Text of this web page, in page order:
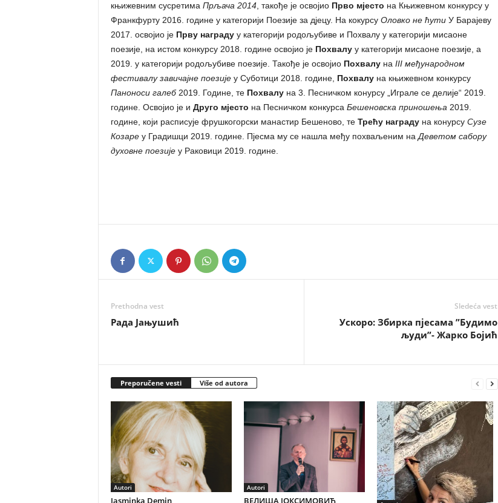
књижевним сусретима Прљача 2014, такође је освојио Прво мјесто на Књижевном конкурсу у
Франкфурту 2016. године у категорији Поезије за дјецу. На кокурсу Оловко не ћутиУ Барајеву
2017. освојио је Прву наградуу категорији родољубиве и Похвалу у категорији мисаоне
поезије, на истом конкурсу 2018. године освојио је Похвалуу категорији мисаоне поезије, а
2019. у категорији родољубиве поезије. Такође је освојио Похвалуна III међународном
фестивалу завичајне поезијеу Суботици 2018. године, Похвалуна књижевном конкурсу
Паноноси галеб2019. Године, те Похвалуна 3. Песничком конурсу „Играле се делије“ 2019.
године. Освојио је и Друго мјесто на Песничком конкурса Бешеновска приношења 2019.
године, који расписује фрушкогорски манастир Бешеново, те Трећу наградуна конурсу Сузе
Козареу Градишци 2019. године. Пјесма му се нашла међу похваљеним на Деветом сабору
духовне поезијеу Раковици 2019. године.
Prethodna vest
Рада Јањушић
Sledeća vest
Ускоро: Збирка пјесама ”Будимо
људи”- Жарко Бојић
Preporučene vesti Više od autora
Autori
Jasminka Demin
Autori
ВЕЛИША ЈОКСИМОВИЋ